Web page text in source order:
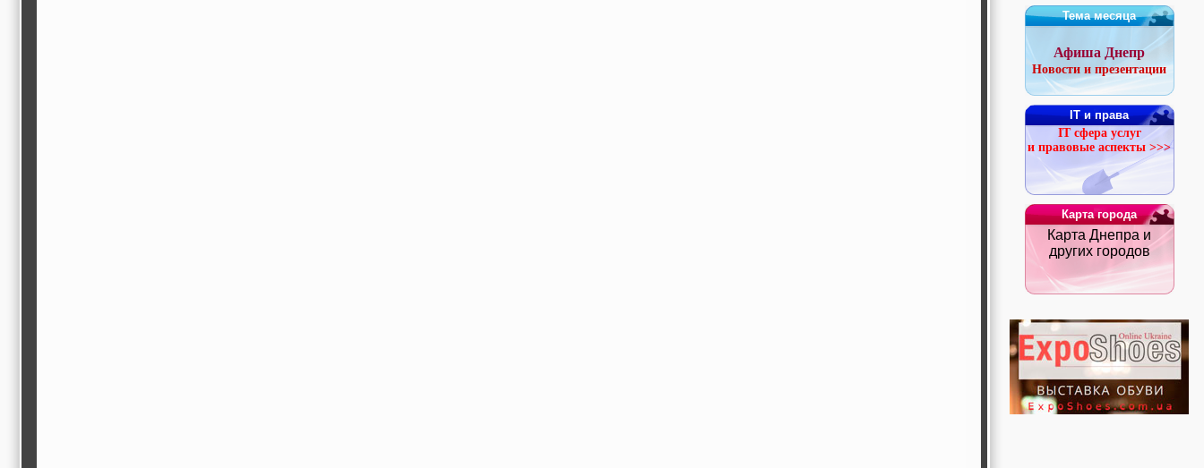
Тема месяца
Афиша Днепр
Новости и презентации
IT и права
IT сфера услуг
и правовые аспекты >>>
Карта города
Карта Днепра и
других городов